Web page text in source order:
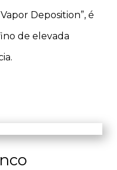
Deposition”, é
de elevada